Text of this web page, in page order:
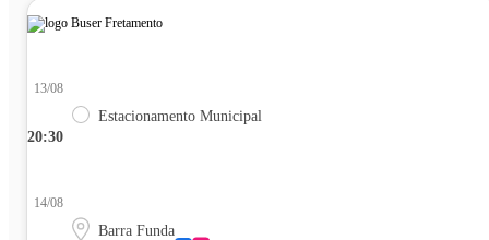
20:30
13/08
Estacionamento Municipal
14/08
Barra Funda